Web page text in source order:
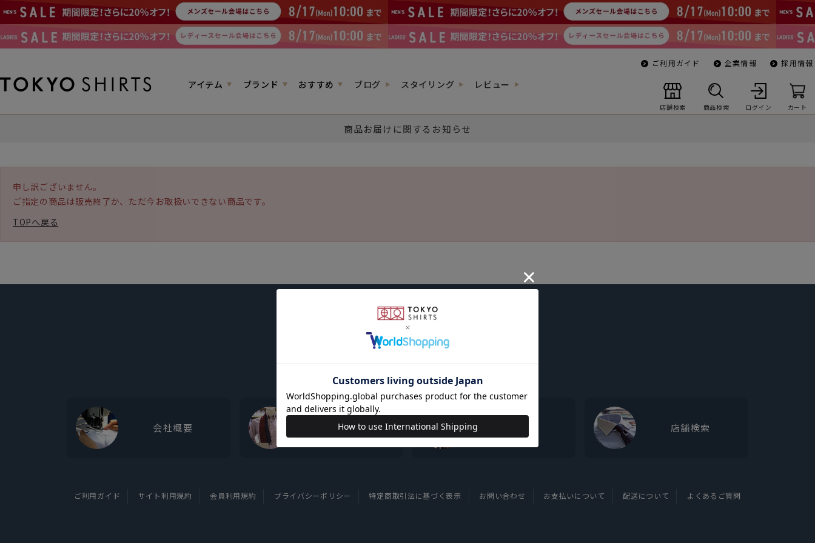
アイテム ブランド おすすめ ブログ スタイリング レビュー
ご利用ガイド 企業情報 採用情報
店舗検索 商品検索 ログイン カート
商品お届けに関するお知らせ
申し訳ございません。
ご指定の商品は販売終了か、ただ今お取扱いできない商品です。
TOPへ戻る
会社概要 東京シャツについて 店舗検索
ご利用ガイド サイト利用規約 会員利用規約 プライバシーポリシー 特定商取引法に基づく表示 お問い合わせ お支払いについて 配送について よくあるご質問